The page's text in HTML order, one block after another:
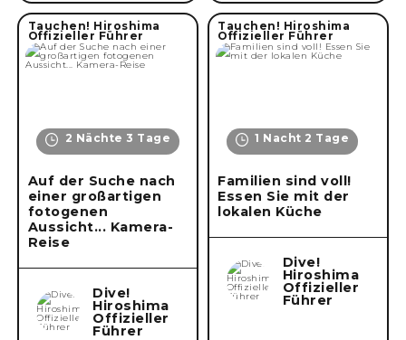
Tauchen! Hiroshima
Offizieller Führer
2 Nächte 3 Tage
Auf der Suche nach
einer großartigen
fotogenen
Aussicht... Kamera-
Reise
Dive!
Hiroshima
Offizieller
Führer
Tauchen! Hiroshima
Offizieller Führer
1 Nacht 2 Tage
Familien sind voll!
Essen Sie mit der
lokalen Küche
Dive!
Hiroshima
Offizieller
Führer